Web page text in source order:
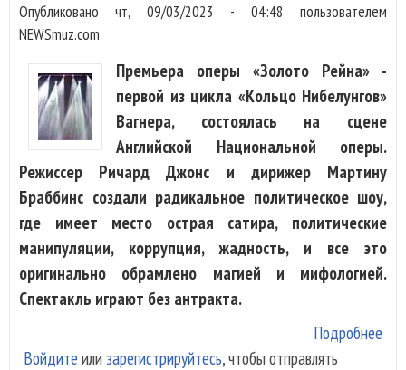
Опубликованочт, 09/03/2023 - 04:48 пользователем
NEWSmuz.com
Премьера оперы «Золото Рейна» -
первой из цикла «Кольцо Нибелунгов»
Вагнера, состоялась на сцене
Английской Национальной оперы.
Режиссер Ричард Джонс и дирижер Мартину
Браббинс создали радикальное политическое шоу,
где имеет место острая сатира, политические
манипуляции, коррупция, жадность, и все это
оригинально обрамлено магией и мифологией.
Спектакль играют без антракта.
Подробнее
Войдите или зарегистрируйтесь, чтобы отправлять